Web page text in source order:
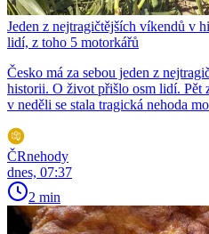
Jeden z nejtragičtějších víkendů v
lidí, z toho 5 motorkářů
Česko má za sebou jeden z
historii. O život přišlo osm lidí.
v neděli se stala tragická nehoda
ČRnehody
dnes, 07:37
2 min